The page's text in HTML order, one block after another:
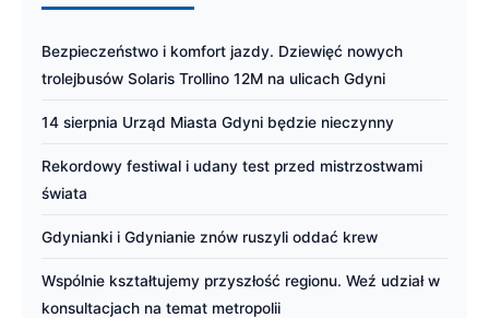
Bezpieczeństwo i komfort jazdy. Dziewięć nowych
trolejbusów Solaris Trollino 12M na ulicach Gdyni
14 sierpnia Urząd Miasta Gdyni będzie nieczynny
Rekordowy festiwal i udany test przed mistrzostwami
świata
Gdynianki i Gdynianie znów ruszyli oddać krew
Wspólnie kształtujemy przyszłość regionu. Weź udział w
konsultacjach na temat metropolii